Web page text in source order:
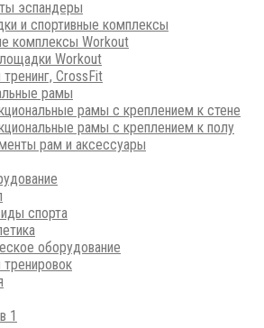
эспандеры
и спортивные комплексы
комплексы Workout
Workout
CrossFit
рамы
рамы с креплением к стене
рамы с креплением к полу
рам и аксессуары
спорта
оборудование
1